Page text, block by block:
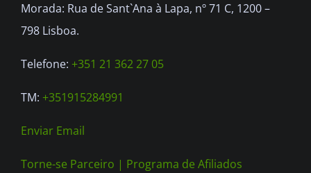
chosen
on
the
page
Morada: Rua de Sant`Ana à Lapa, nº 71 C, 1200 –
798 Lisboa.
Telefone: +351 21 362 27 05
TM: +351915284991
Enviar Email
Torne-se Parceiro | Programa de Afiliados